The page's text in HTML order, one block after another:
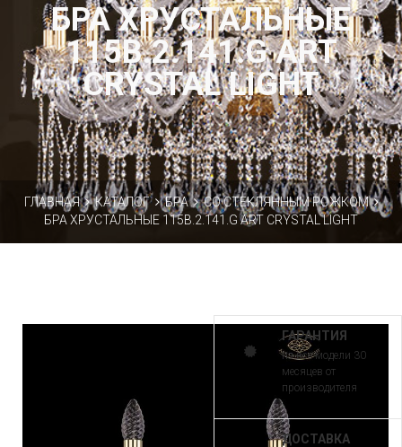
БРА ХРУСТАЛЬНЫЕ
115B.2.141.G ART
CRYSTAL LIGHT
ГЛАВНАЯ КАТАЛОГ БРА
СО СТЕКЛЯННЫМ РОЖКОМ
БРА ХРУСТАЛЬНЫЕ 115B.2.141.G ART CRYSTAL LIGHT
ГАРАНТИЯ
на все модели 30
месяцев от
производителя
ДОСТАВКА